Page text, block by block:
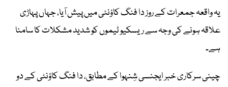
یہ واقعہ جمعرات کے روز دا فنگ کاؤنٹی میں پیش آیا، جہاں پہاڑی
علاقہ ہونے کی وجہ سے ریسکیو ٹیموں کو شدید مشکلات کا سامنا
ہے۔
چینی سرکاری خبر ایجنسی شِنہوا کے مطابق، دا فنگ کاؤنٹی کے دو